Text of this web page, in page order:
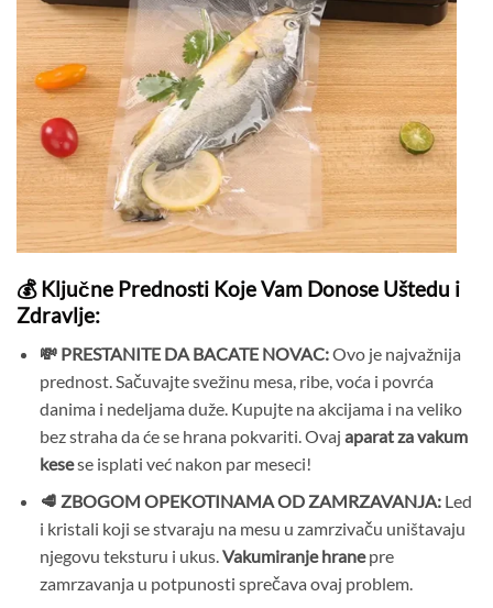
💰 Ključne Prednosti Koje Vam Donose Uštedu i
Zdravlje:
💸 PRESTANITE DA BACATE NOVAC:Ovo je najvažnija
prednost. Sačuvajte svežinu mesa, ribe, voća i povrća
danima i nedeljama duže. Kupujte na akcijama i na veliko
bez straha da će se hrana pokvariti. Ovaj aparat za vakum
kesese isplati već nakon par meseci!
🥩 ZBOGOM OPEKOTINAMA OD ZAMRZAVANJA:Led
i kristali koji se stvaraju na mesu u zamrzivaču uništavaju
njegovu teksturu i ukus.Vakumiranje hranepre
zamrzavanja u potpunosti sprečava ovaj problem.